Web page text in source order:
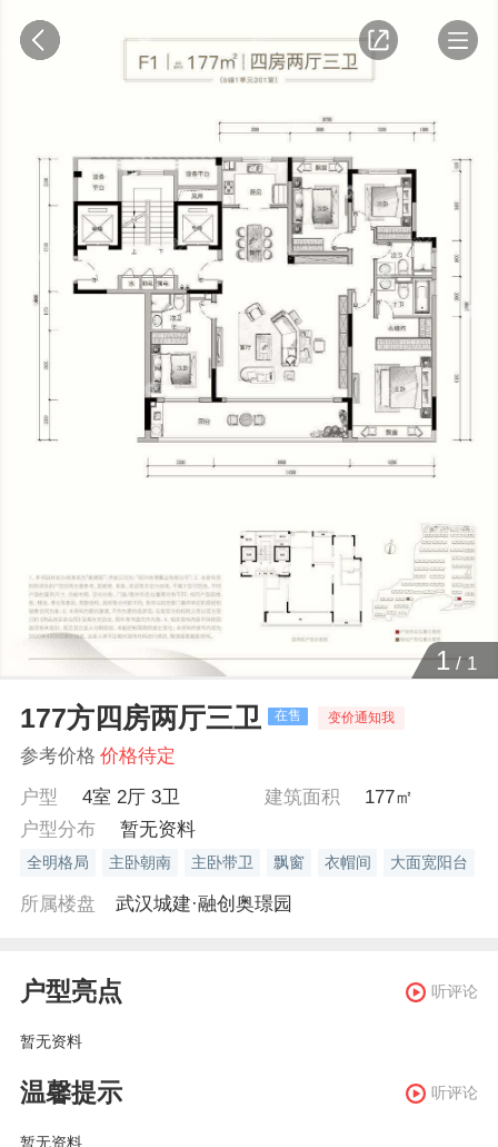
1/1
177方四房两厅三卫 在售 变价通知我
参考价格 价格待定
户型
4室 2厅 3卫 建筑面积
177㎡
户型分布
暂无资料
全明格局 主卧朝南 主卧带卫 飘窗 衣帽间 大面宽阳台
所属楼盘 武汉城建·融创奥璟园
户型亮点 听评论
暂无资料
温馨提示 听评论
暂无资料